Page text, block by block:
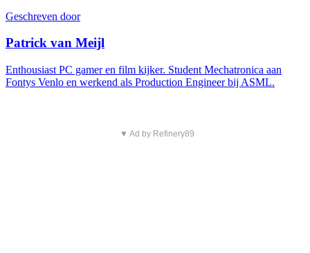
Geschreven door
Patrick van Meijl
Enthousiast PC gamer en film kijker. Student Mechatronica aan
Fontys Venlo en werkend als Production Engineer bij ASML.
▼ Ad by Refinery89